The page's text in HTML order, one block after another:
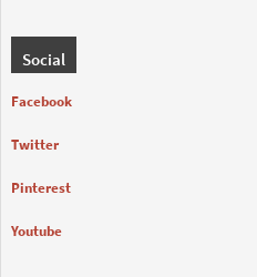
Social
Facebook
Twitter
Pinterest
Youtube